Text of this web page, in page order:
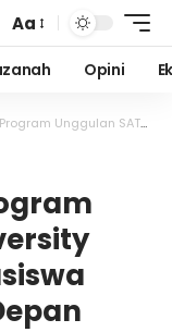
Font
Resizer
Aa
Opini
yang Siapkan Mahasiswa Jadi Talenta Masa Depan